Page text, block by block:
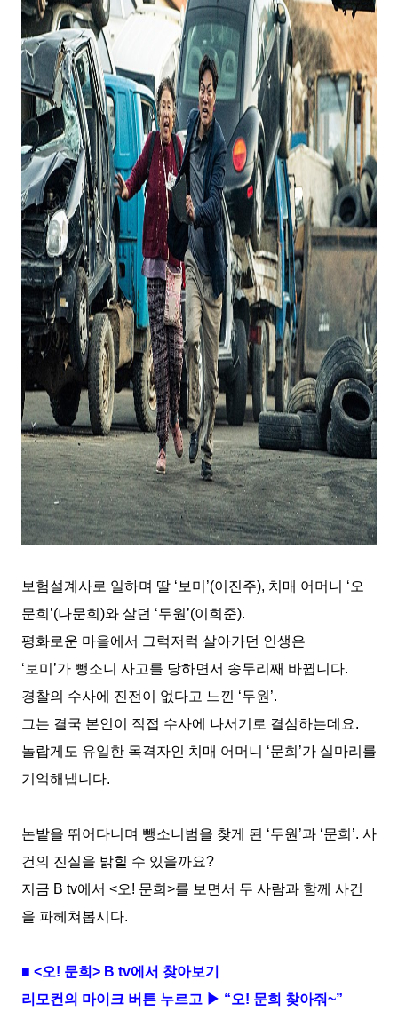
보험설계사로 일하며 딸 ‘ 보미 ’(이진주), 치매 어머니 ‘오
문희 ’(나문희 )와 살던 ‘두원 ’(이희준).
평화로운 마을에서 그럭저럭 살아가던 인생은
‘ 보미 ’가 뺑소니 사고를 당하면서 송두리째 바뀝니다.
경찰의 수사에 진전이 없다고 느낀 ‘두원 ’.
그는 결국 본인이 직접 수사에 나서기로 결심하는데요.
놀랍게도 유일한 목격자인 치매 어머니 ‘문희 ’가 실마리를
기억해냅니다.
논밭을 뛰어다니며 뺑소니범을 찾게 된 ‘두원 ’과 ‘문희 ’. 사
건의 진실을 밝힐 수 있을까요?
지금 B tv에서 <오! 문희 >를 보면서 두 사람과 함께 사건
을 파헤쳐봅시다.
■ <오! 문희 > B tv에서 찾아보기
리모컨의 마이크 버튼 누르고 ▶ “오! 문희 찾아줘~”